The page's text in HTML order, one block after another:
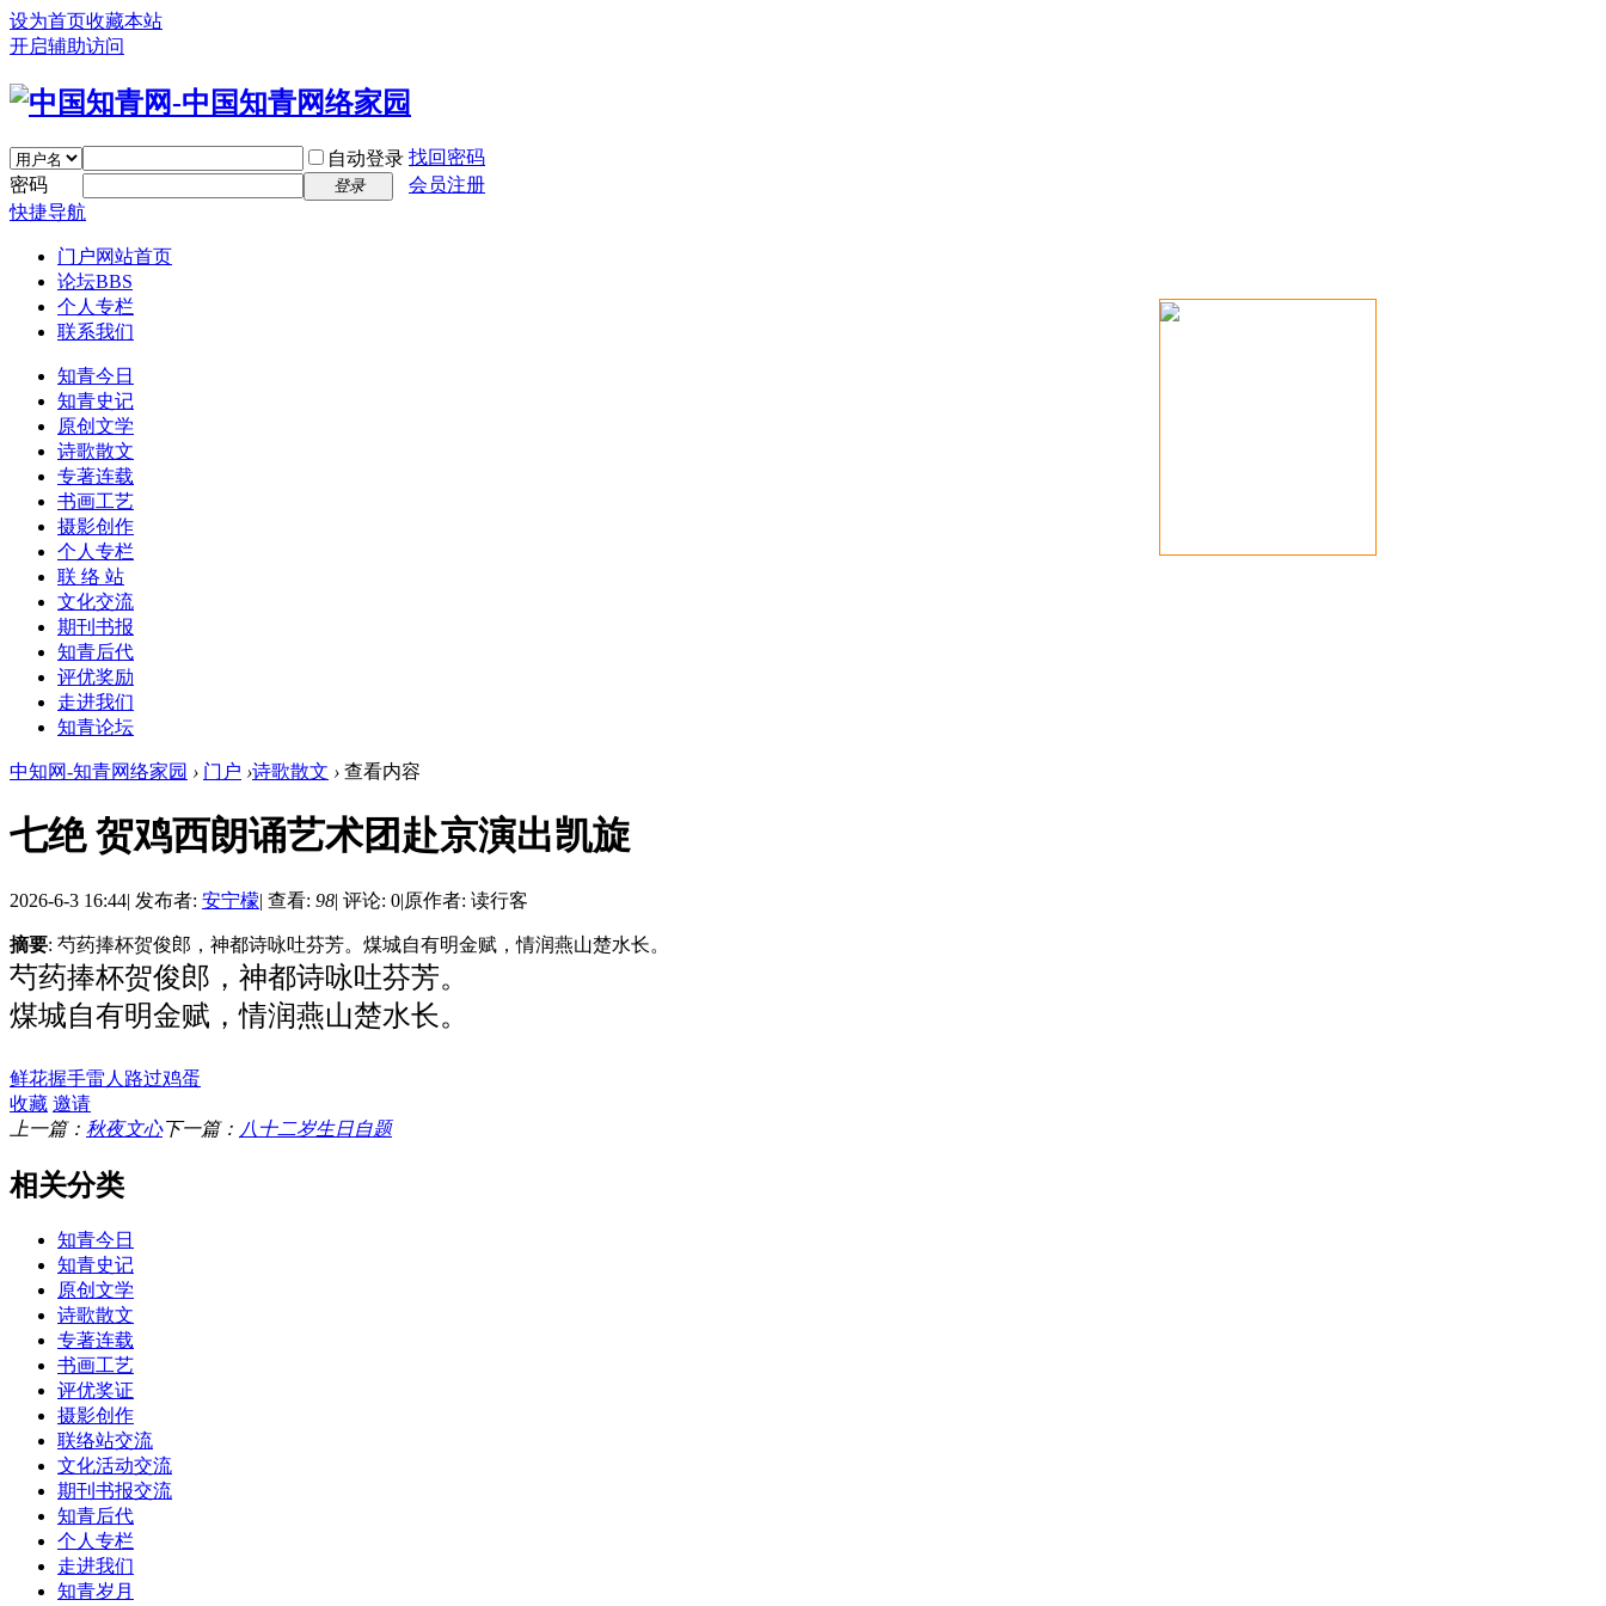
设为首页收藏本站
开启辅助访问
自动登录 找回密码
密码
登录
会员注册
快捷导航
门户网站首页
论坛BBS
个人专栏
联系我们
知青今日
知青史记
原创文学
诗歌散文
专著连载
书画工艺
摄影创作
个人专栏
联 络 站
文化交流
期刊书报
知青后代
评优奖励
走进我们
知青论坛
中知网-知青网络家园 › 门户 ›诗歌散文 › 查看内容
七绝 贺鸡西朗诵艺术团赴京演出凯旋
2026-6-3 16:44| 发布者: 安宁檬| 查看: 98| 评论: 0|原作者: 读行客
摘要: 芍药捧杯贺俊郎，神都诗咏吐芬芳。煤城自有明金赋，情润燕山楚水长。
芍药捧杯贺俊郎，神都诗咏吐芬芳。
煤城自有明金赋，情润燕山楚水长。
鲜花握手雷人 路过鸡蛋
收藏 邀请
上一篇： 秋夜文心下一篇： 八十二岁生日自题
相关分类
知青今日
知青史记
原创文学
诗歌散文
专著连载
书画工艺
评优奖证
摄影创作
联络站交流
文化活动交流
期刊书报交流
知青后代
个人专栏
走进我们
知青岁月